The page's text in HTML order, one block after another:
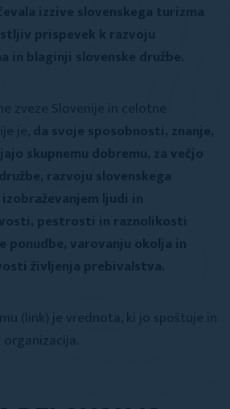
izzive slovenskega turizma
prispevek k razvoju
in blaginji slovenske družbe.
zveze Slovenije in celotne
je,da svoje sposobnosti, znanje,
skupnemu dobremu, za večjo
razvoju slovenskega
ljudi in
pestrosti in raznolikosti
ponudbe, varovanju okolja in
življenja prebivalstva.
(link) je vrednota, ki jo spoštuje in